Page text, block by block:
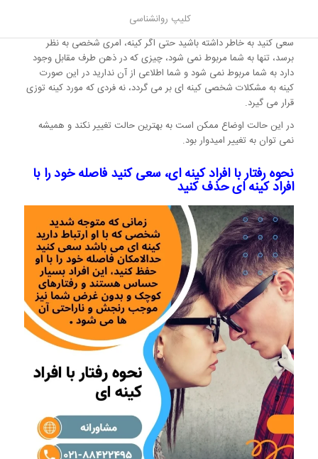
کلیپ روانشناسی
سعی کنید به خاطر داشته باشید حتی اگر کینه، امری شخصی به نظر
برسد، تنها به شما مربوط نمی شود، چیزی که در ذهن طرف مقابل وجود
دارد به شما مربوط نمی شود و شما اطلاعی از آن ندارید در این صورت
کینه به مشکلات شخصی کینه ای بر می گردد، نه فردی که مورد کینه توزی
قرار می گیرد.
در این حالت اوضاع ممکن است به بهترین حالت تغییر نکند و همیشه
نمی توان به تغییر امیدوار بود.
نحوه رفتار با افراد کینه ای، سعی کنید فاصله خود را با
افراد کینه ای حذف کنید